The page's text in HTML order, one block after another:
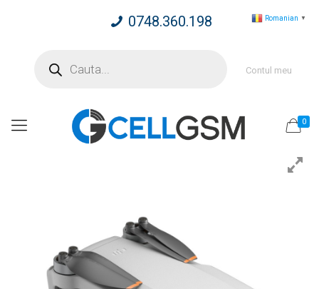
0748.360.198
search
Contul meu
0
Romanian ▼